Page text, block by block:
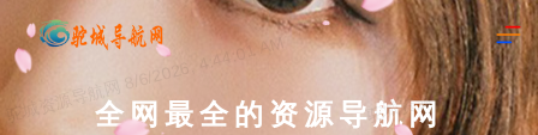
全网最全的资源导航网